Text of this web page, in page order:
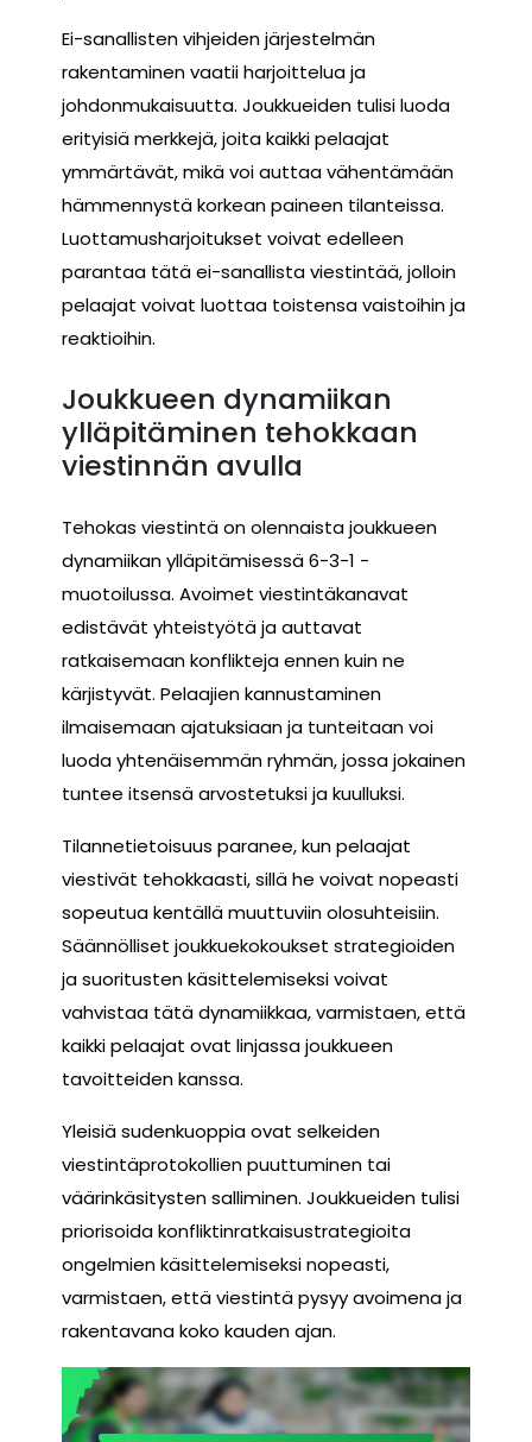
Ei-sanallisten vihjeiden järjestelmän
rakentaminen vaatii harjoittelua ja
johdonmukaisuutta. Joukkueiden tulisi luoda
erityisiä merkkejä, joita kaikki pelaajat
ymmärtävät, mikä voi auttaa vähentämään
hämmennystä korkean paineen tilanteissa.
Luottamusharjoitukset voivat edelleen
parantaa tätä ei-sanallista viestintää, jolloin
pelaajat voivat luottaa toistensa vaistoihin ja
reaktioihin.
Joukkueen dynamiikan
ylläpitäminen tehokkaan
viestinnän avulla
Tehokas viestintä on olennaista joukkueen
dynamiikan ylläpitämisessä 6-3-1 -
muotoilussa. Avoimet viestintäkanavat
edistävät yhteistyötä ja auttavat
ratkaisemaan konflikteja ennen kuin ne
kärjistyvät. Pelaajien kannustaminen
ilmaisemaan ajatuksiaan ja tunteitaan voi
luoda yhtenäisemmän ryhmän, jossa jokainen
tuntee itsensä arvostetuksi ja kuulluksi.
Tilannetietoisuus paranee, kun pelaajat
viestivät tehokkaasti, sillä he voivat nopeasti
sopeutua kentällä muuttuviin olosuhteisiin.
Säännölliset joukkuekokoukset strategioiden
ja suoritusten käsittelemiseksi voivat
vahvistaa tätä dynamiikkaa, varmistaen, että
kaikki pelaajat ovat linjassa joukkueen
tavoitteiden kanssa.
Yleisiä sudenkuoppia ovat selkeiden
viestintäprotokollien puuttuminen tai
väärinkäsitysten salliminen. Joukkueiden tulisi
priorisoida konfliktinratkaisustrategioita
ongelmien käsittelemiseksi nopeasti,
varmistaen, että viestintä pysyy avoimena ja
rakentavana koko kauden ajan.